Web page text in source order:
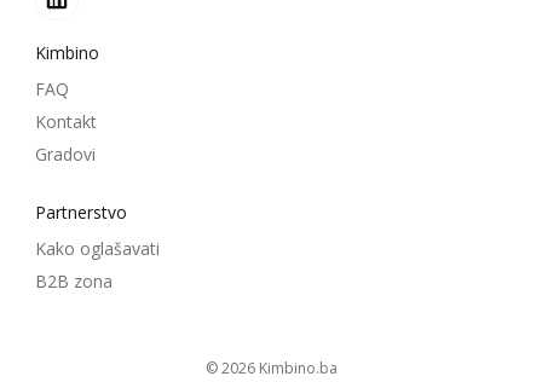
Kimbino
FAQ
Kontakt
Gradovi
Partnerstvo
Kako oglašavati
B2B zona
© 2026 kimbino.ba